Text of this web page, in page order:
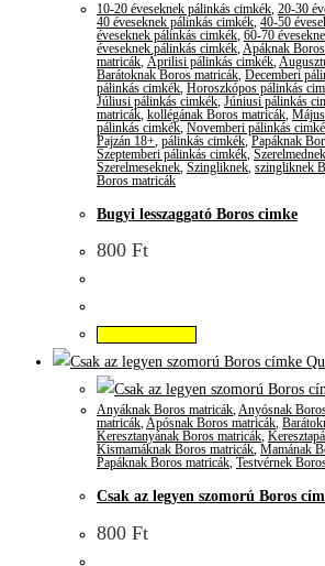
10-20 éveseknek pálinkás cimkék, 20-30
40 éveseknek pálinkás cimkék, 40-50
éveseknek pálinkás cimkék, 60-70
éveseknek pálinkás cimkék,Apáknak
matricák, Áprilisi pálinkás cimkék,
Barátoknak Boros matricák, Decemberi
pálinkás cimkék, Horoszkópos pálinkás
Júliusi pálinkás cimkék, Júniusi pálinkás
matricák, kollégának Boros matricák,
pálinkás cimkék, Novemberi pálinkás
Pajzán 18+, pálinkás cimkék, Papáknak
Szeptemberi pálinkás cimkék,
Szerelmeseknek, Szingliknek, szingliknek
Boros matricák
Bugyi lesszaggató Boros cimke
800 Ft
Anyáknak Boros matricák,Anyósnak
matricák,Apósnak Boros matricák,
Keresztanyának Boros matricák,
Kismamáknak Boros matricák, Mamának
Papáknak Boros matricák, Testvérnek
Csak az legyen szomorú Boros
800 Ft